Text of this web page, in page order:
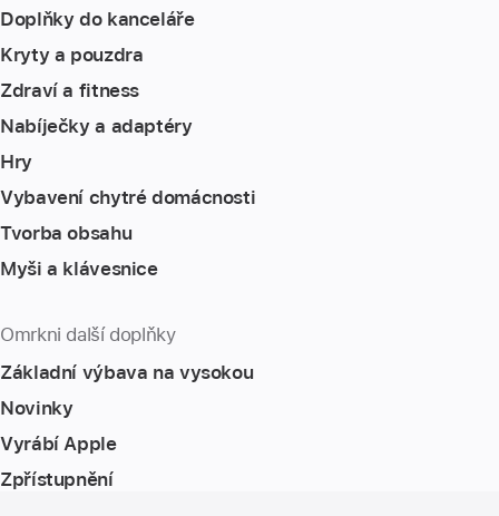
Doplňky do kanceláře
Kryty a pouzdra
Zdraví a fitness
Nabíječky a adaptéry
Hry
Vybavení chytré domácnosti
Tvorba obsahu
Myši a klávesnice
Omrkni další doplňky
Základní výbava na vysokou
Novinky
Vyrábí Apple
Zpřístupnění